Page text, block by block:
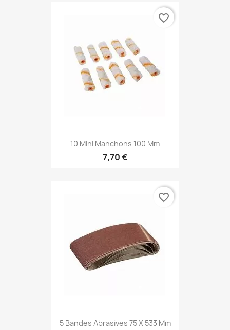
10 Mini Manchons 100 Mm
7,70 €
favorite_border
5 Bandes Abrasives 75 X 533 Mm
favorite_border